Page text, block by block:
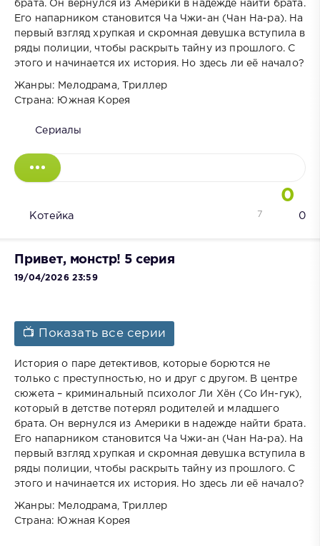
брата. Он вернулся из Америки в надежде найти брата.
Его напарником становится Ча Чжи-ан (Чан На-ра). На
первый взгляд хрупкая и скромная девушка вступила в
ряды полиции, чтобы раскрыть тайну из прошлого. С
этого и начинается их история. Но здесь ли её начало?
Жанры: Мелодрама, Триллер
Страна: Южная Корея
Сериалы
0
Котейка 0
7
Привет, монстр! 5 серия
19/04/2026 23:59
📺 Показать все серии
История о паре детективов, которые борются не
только с преступностью, но и друг с другом. В центре
сюжета – криминальный психолог Ли Хён (Со Ин-гук),
который в детстве потерял родителей и младшего
брата. Он вернулся из Америки в надежде найти брата.
Его напарником становится Ча Чжи-ан (Чан На-ра). На
первый взгляд хрупкая и скромная девушка вступила в
ряды полиции, чтобы раскрыть тайну из прошлого. С
этого и начинается их история. Но здесь ли её начало?
Жанры: Мелодрама, Триллер
Страна: Южная Корея